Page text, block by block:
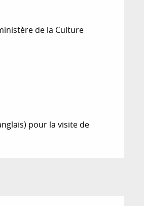
de la Culture
pour la visite de